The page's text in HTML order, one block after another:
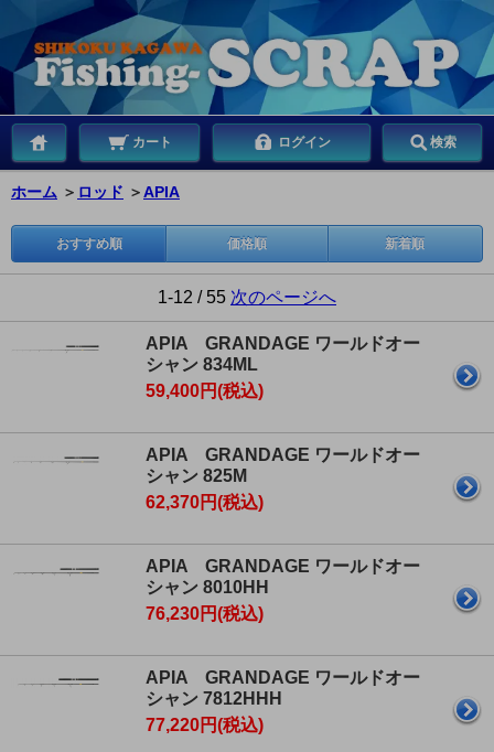
カート ログイン 検索
ホーム ＞ ロッド ＞ APIA
おすすめ順 価格順 新着順
1-12 / 55 次のページへ
APIA GRANDAGE ワールドオー
シャン 834ML
59,400円(税込)
APIA GRANDAGE ワールドオー
シャン 825M
62,370円(税込)
APIA GRANDAGE ワールドオー
シャン 8010HH
76,230円(税込)
APIA GRANDAGE ワールドオー
シャン 7812HHH
77,220円(税込)